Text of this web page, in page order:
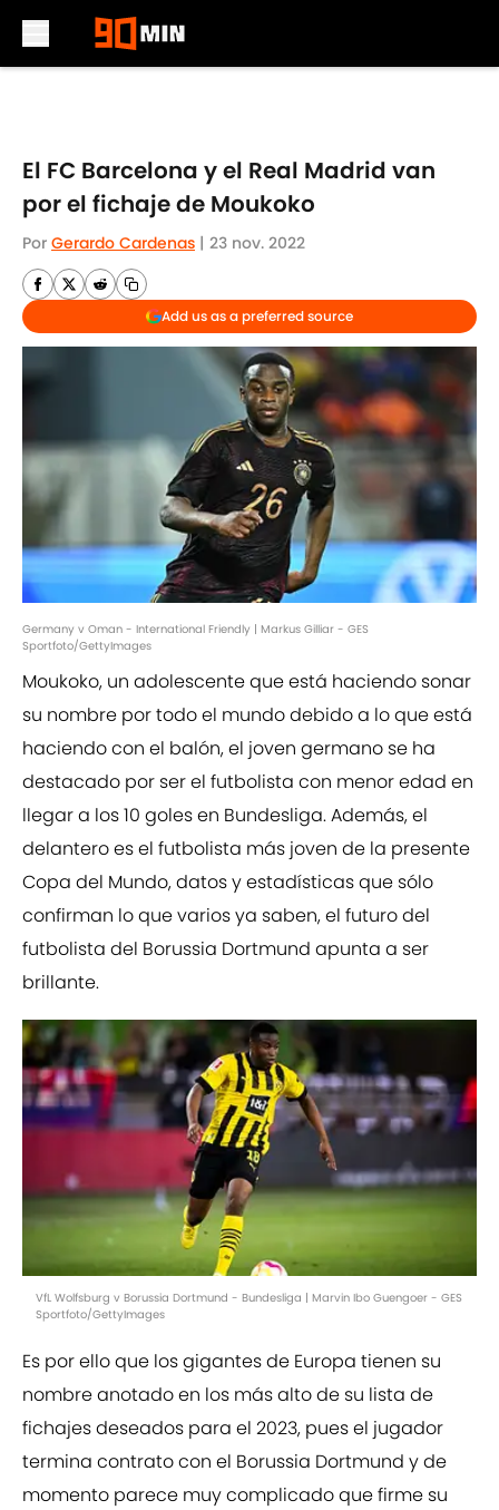
El FC Barcelona y el Real Madrid van
por el fichaje de Moukoko
Por Gerardo Cardenas | 23 nov. 2022
Add us as a preferred source
Germany v Oman - International Friendly | Markus Gilliar - GES
Sportfoto/GettyImages
Moukoko, un adolescente que está haciendo sonar
su nombre por todo el mundo debido a lo que está
haciendo con el balón, el joven germano se ha
destacado por ser el futbolista con menor edad en
llegar a los 10 goles en Bundesliga. Además, el
delantero es el futbolista más joven de la presente
Copa del Mundo, datos y estadísticas que sólo
confirman lo que varios ya saben, el futuro del
futbolista del Borussia Dortmund apunta a ser
brillante.
VfL Wolfsburg v Borussia Dortmund - Bundesliga | Marvin Ibo Guengoer - GES
Sportfoto/GettyImages
Es por ello que los gigantes de Europa tienen su
nombre anotado en los más alto de su lista de
fichajes deseados para el 2023, pues el jugador
termina contrato con el Borussia Dortmund y de
momento parece muy complicado que firme su